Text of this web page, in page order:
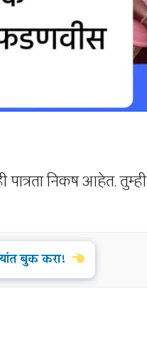
पात्रता निकष आहेत. तुम्ही
बुक करा!